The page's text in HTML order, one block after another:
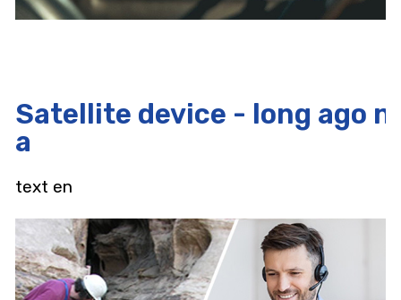
Satellite device - long ago
a
text en